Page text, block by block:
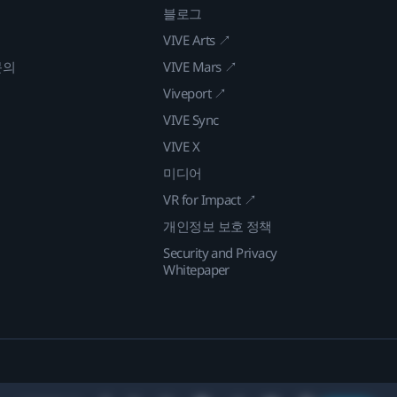
블로그
VIVE Arts ↗
VIVE Mars ↗
Viveport ↗
VIVE Sync
VIVE X
미디어
VR for Impact ↗
개인정보 보호 정책
Security and Privacy
Whitepaper